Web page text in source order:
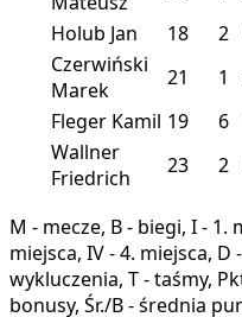
Holub Jan
18 2
Czerwiński
Marek
21 1
Fleger Kamil 19 6
Wallner
Friedrich
23 2
M - mecze, B - biegi, I - 1.
miejsca, IV - 4. miejsca,
wykluczenia, T - taśmy,
bonusy, Śr./B - średnia